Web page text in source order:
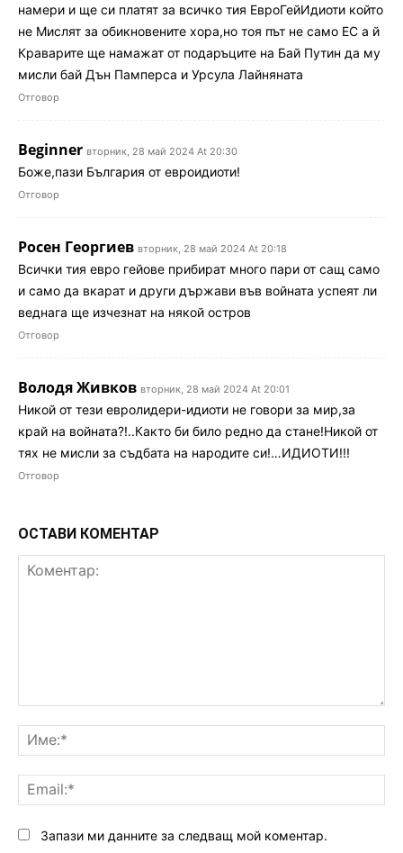
намери и ще си платят за всичко тия ЕвроГейИдиоти който
не Мислят за обикновените хора,но тоя път не само ЕС а й
Краварите ще намажат от подаръците на Бай Путин да му
мисли бай Дън Памперса и Урсула Лайняната
Отговор
Beginner вторник, 28 май 2024 At 20:30
Боже,пази България от евроидиоти!
Отговор
Росен Георгиев вторник, 28 май 2024 At 20:18
Всички тия евро гейове прибират много пари от сащ само
и само да вкарат и други държави във войната успеят ли
веднага ще изчезнат на някой остров
Отговор
Володя Живков вторник, 28 май 2024 At 20:01
Никой от тези евролидери-идиоти не говори за мир,за
край на войната?!..Както би било редно да стане!Никой от
тях не мисли за съдбата на народите си!…ИДИОТИ!!!
Отговор
ОСТАВИ КОМЕНТАР
Запази ми данните за следващ мой коментар.